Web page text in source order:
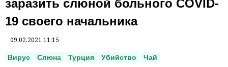
заразить слюной больного COVID-
19 своего начальника
09.02.2021 11:15
Вирус Слюна Турция Убийство Чай